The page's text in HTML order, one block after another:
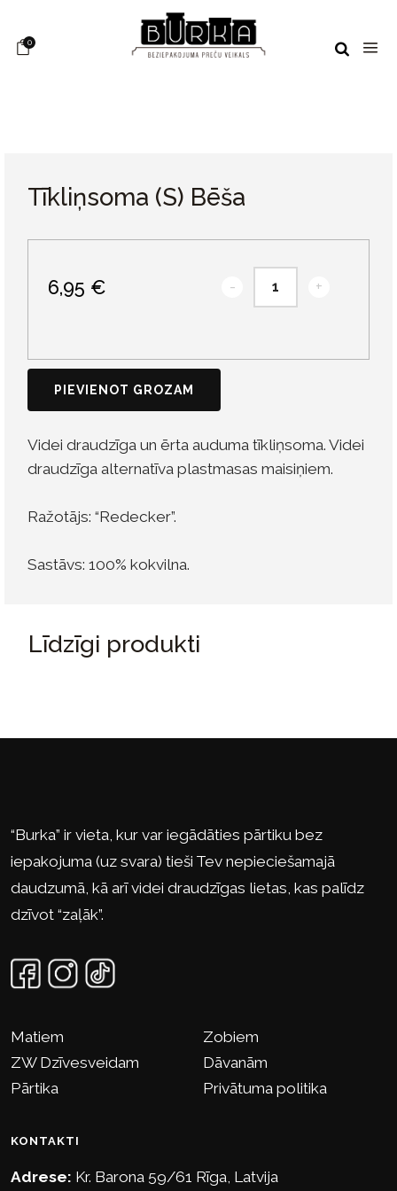
0
Tīkliņsoma (S) Bēša
6,95 € - +
PIEVIENOT GROZAM
Videi draudzīga un ērta auduma tīkliņsoma. Videi
draudzīga alternatīva plastmasas maisiņiem.
Ražotājs: “Redecker”.
Sastāvs: 100% kokvilna.
Līdzīgi produkti
“Burka” ir vieta, kur var iegādāties pārtiku bez
iepakojuma (uz svara) tieši Tev nepieciešamajā
daudzumā, kā arī videi draudzīgas lietas, kas palīdz
dzīvot “zaļāk”.
Matiem
Zobiem
ZW Dzīvesveidam
Dāvanām
Pārtika
Privātuma politika
KONTAKTI
Adrese: Kr. Barona 59/61 Rīga, Latvija